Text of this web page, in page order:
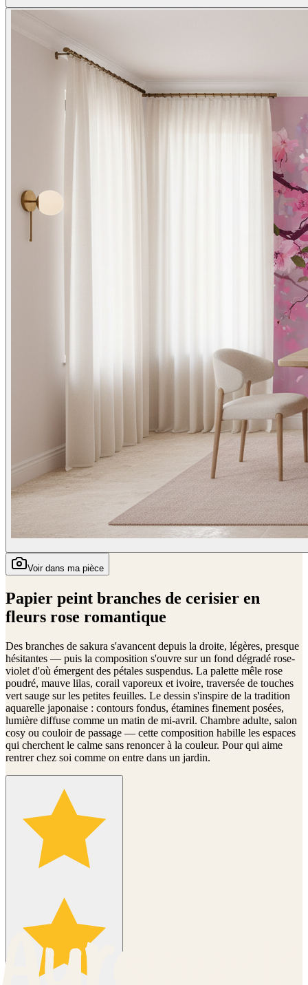
Voir dans ma pièce
Papier peint branches de cerisier en
fleurs rose romantique
Des branches de sakura s'avancent depuis la droite, légères, presque
hésitantes — puis la composition s'ouvre sur un fond dégradé rose-
violet d'où émergent des pétales suspendus. La palette mêle rose
poudré, mauve lilas, corail vaporeux et ivoire, traversée de touches
vert sauge sur les petites feuilles. Le dessin s'inspire de la tradition
aquarelle japonaise : contours fondus, étamines finement posées,
lumière diffuse comme un matin de mi-avril. Chambre adulte, salon
cosy ou couloir de passage — cette composition habille les espaces
qui cherchent le calme sans renoncer à la couleur. Pour qui aime
rentrer chez soi comme on entre dans un jardin.